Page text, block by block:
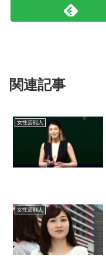
関連記事
女性芸能人
女性芸能人